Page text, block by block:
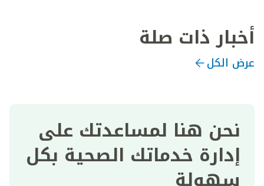
أخبار ذات صلة
عرض الكل
نحن هنا لمساعدتك على
إدارة خدماتك الصحية بكل